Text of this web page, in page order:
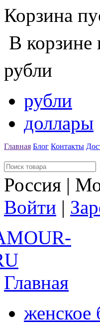
Корзина
В корзине
рубли
рубли
доллары
Главная Блог Контакты
Россия |
Войти |
Главная
женское